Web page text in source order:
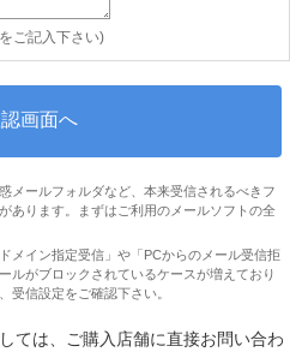
ご記入下さい)
メールフォルダなど、本来受信されるべきフ
あります。まずはご利用のメールソフトの全
メイン指定受信」や「PCからのメール受信拒
ルがブロックされているケースが増えており
受信設定をご確認下さい。
ては、ご購入店舗に直接お問い合わ